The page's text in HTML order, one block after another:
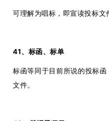
可理解为唱标，即宣读投标文
41、标函、标单
标函等同于目前所说的投标
文件。